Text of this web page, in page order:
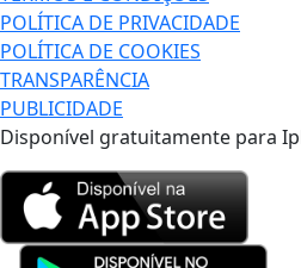
POLÍTICA DE PRIVACIDADE
POLÍTICA DE COOKIES
TRANSPARÊNCIA
PUBLICIDADE
Disponível gratuitamente para